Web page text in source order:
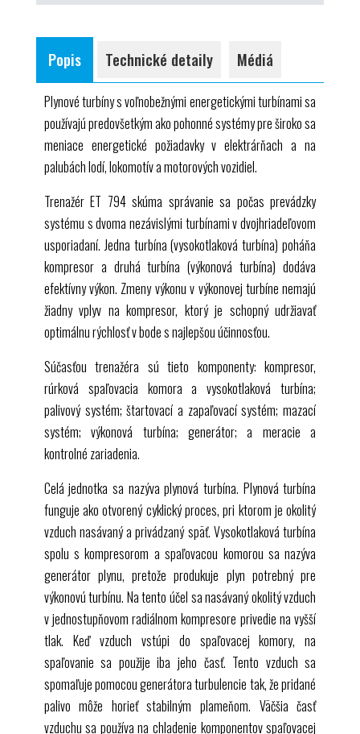
turbínou a výkonovou turbínou
displej a ovládací panel s názornou schémou
procesu
propán ako palivo
Popis Technické detaily Médiá
Plynové turbíny s voľnobežnými energetickými turbínami sa
používajú predovšetkým ako pohonné systémy pre široko sa
meniace energetické požiadavky v elektrárňach a na
palubách lodí, lokomotív a motorových vozidiel.
TrenažérET 794skúma správanie sa počas prevádzky
systému s dvoma nezávislými turbínami v dvojhriadeľovom
usporiadaní. Jedna turbína (vysokotlaková turbína) poháňa
kompresor a druhá turbína (výkonová turbína) dodáva
efektívny výkon. Zmeny výkonu v výkonovej turbíne nemajú
žiadny vplyv na kompresor, ktorý je schopný udržiavať
optimálnu rýchlosť v bode s najlepšou účinnosťou.
Súčasťou trenažéra sú tieto komponenty: kompresor,
rúrková spaľovacia komora a vysokotlaková turbína;
palivový systém; štartovací a zapaľovací systém; mazací
systém; výkonová turbína; generátor; a meracie a
kontrolné zariadenia.
Celá jednotka sa nazýva plynová turbína. Plynová turbína
funguje ako otvorený cyklický proces, pri ktorom je okolitý
vzduch nasávaný a privádzaný späť. Vysokotlaková turbína
spolu s kompresorom a spaľovacou komorou sa nazýva
generátor plynu, pretože produkuje plyn potrebný pre
výkonovú turbínu. Na tento účel sa nasávaný okolitý vzduch
v jednostupňovom radiálnom kompresore privedie na vyšší
tlak. Keď vzduch vstúpi do spaľovacej komory, na
spaľovanie sa použije iba jeho časť. Tento vzduch sa
spomaľuje pomocou generátora turbulencie tak, že pridané
palivo môže horieť stabilným plameňom. Väčšia časť
vzduchu sa používa na chladenie komponentov spaľovacej